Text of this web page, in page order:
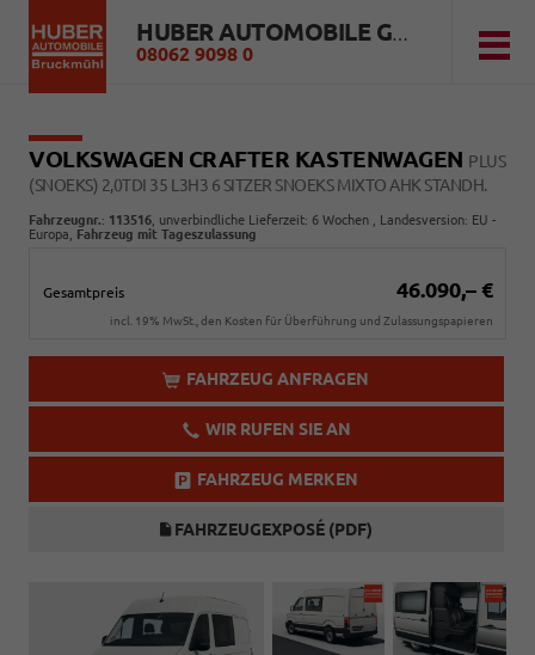
HUBER AUTOMOBILE GMBH
08062 9098 0
VOLKSWAGEN CRAFTER KASTENWAGEN PLUS
(SNOEKS) 2,0TDI 35 L3H3 6 SITZER SNOEKS MIXTO AHK STANDH.
Fahrzeugnr.: 113516 , unverbindliche Lieferzeit: 6 Wochen , Landesversion: EU -
Europa, Fahrzeug mit Tageszulassung
Gesamtpreis 46.090,– €
incl. 19% MwSt., den Kosten für Überführung und Zulassungspapieren
FAHRZEUG ANFRAGEN
WIR RUFEN SIE AN
FAHRZEUG MERKEN
FAHRZEUGEXPOSÉ (PDF)